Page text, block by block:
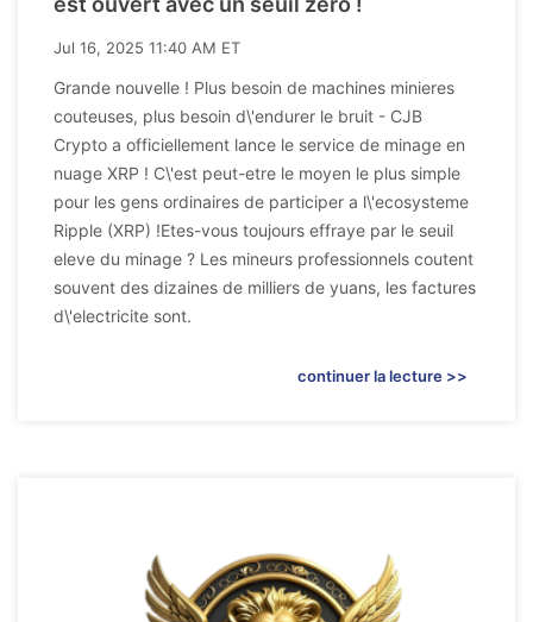
Jul 16, 2025 11:40 AM ET
Grande nouvelle ! Plus besoin de machines minieres
couteuses, plus besoin d\'endurer le bruit - CJB
Crypto a officiellement lance le service de minage en
nuage XRP ! C\'est peut-etre le moyen le plus simple
pour les gens ordinaires de participer a l\'ecosysteme
Ripple (XRP) !Etes-vous toujours effraye par le seuil
eleve du minage ? Les mineurs professionnels coutent
souvent des dizaines de milliers de yuans, les factures
d\'electricite sont.
continuer la lecture >>